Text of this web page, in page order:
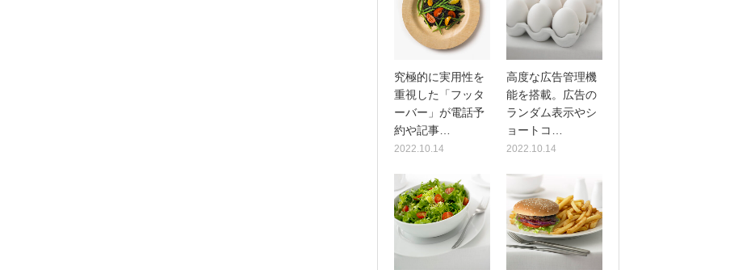
究極的に実用性を
重視した「フッタ
ーバー」が電話予
約や記事…
2022.10.14
高度な広告管理機
能を搭載。広告の
ランダム表示やシ
ョートコ…
2022.10.14